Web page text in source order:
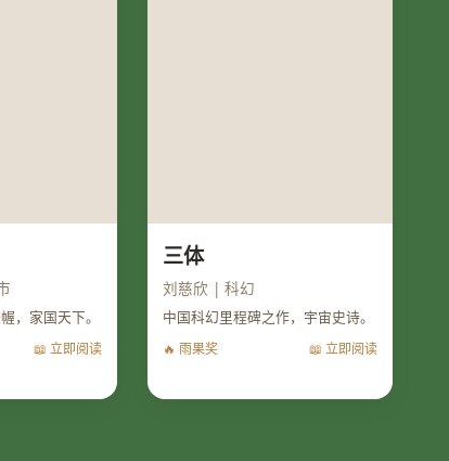
，家国天下。
📖 立即阅读
三体
刘慈欣 | 科幻
中国科幻里程碑之作，宇宙史诗。
🔥 雨果奖 📖 立即阅读